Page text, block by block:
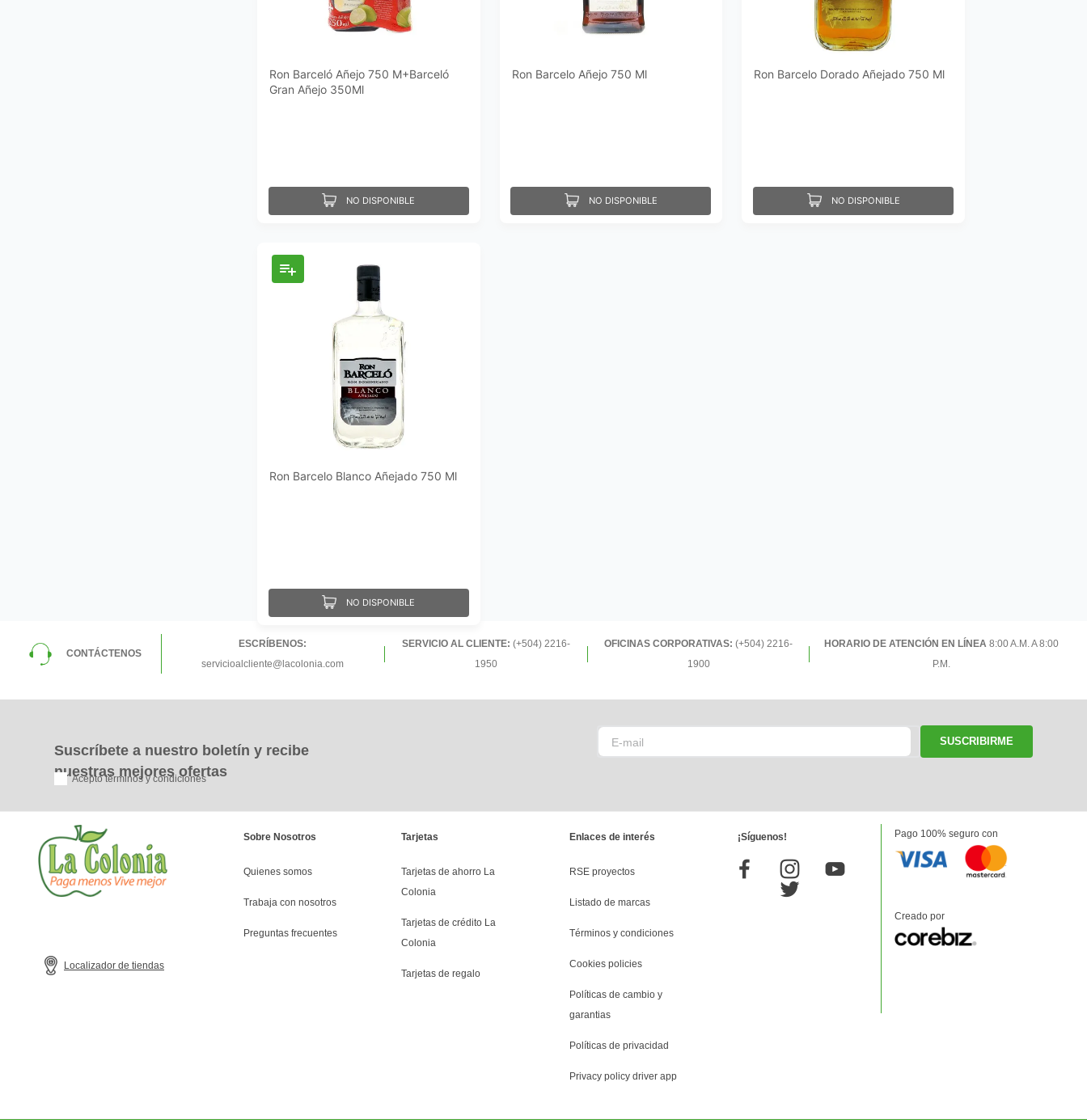
Ron Barceló Añejo 750 M+Barceló
Gran Añejo 350Ml
NO DISPONIBLE
Ron Barcelo Añejo 750 Ml
NO DISPONIBLE
Ron Barcelo Dorado Añejado 750 Ml
NO DISPONIBLE
Ron Barcelo Blanco Añejado 750 Ml
NO DISPONIBLE
CONTÁCTENOS
ESCRÍBENOS:
servicioalcliente@lacolonia.com
SERVICIO AL CLIENTE: (+504) 2216-
1950
OFICINAS CORPORATIVAS: (+504) 2216-
1900
HORARIO DE ATENCIÓN EN LÍNEA 8:00 A.M. A 8:00
P.M.
Suscríbete a nuestro boletín y recibe
nuestras mejores ofertas
SUSCRIBIRME
Acepto términos y condiciones
Localizador de tiendas
Sobre Nosotros
Quienes somos
Trabaja con nosotros
Preguntas frecuentes
Tarjetas
Tarjetas de ahorro La
Colonia
Tarjetas de crédito La
Colonia
Tarjetas de regalo
Enlaces de interés
RSE proyectos
Listado de marcas
Términos y condiciones
Cookies policies
Políticas de cambio y
garantias
Políticas de privacidad
Privacy policy driver app
¡Síguenos! Pago 100% seguro con
Creado por